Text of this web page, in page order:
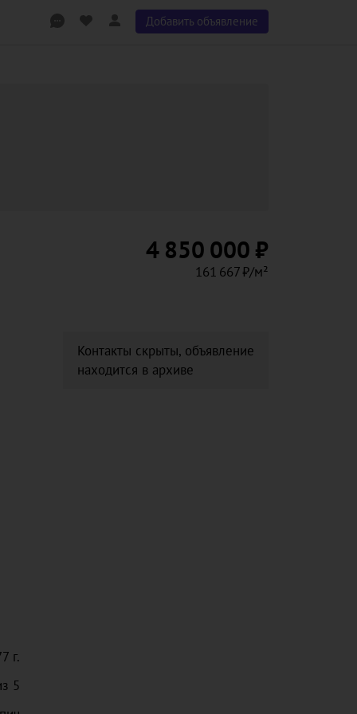
Добавить объявление
4 850 000 ₽
161 667 ₽/м²
г.
5
Контакты скрыты, объявление
находится в архиве